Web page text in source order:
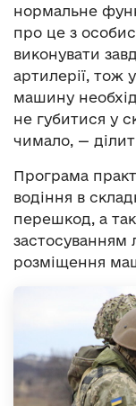
нормальне
про це з
виконувати
артилерії, тож
машину
не губитися у
чимало, —
Програма
водіння в
перешкод, а
застосуванням
розміщення